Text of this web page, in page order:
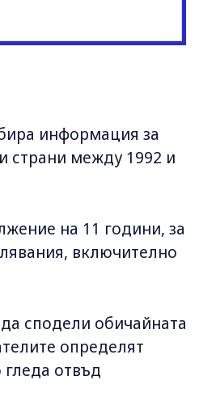
информация за
страни между 1992 и
на 11 години, за
включително
сподели обичайната
определят
отвъд